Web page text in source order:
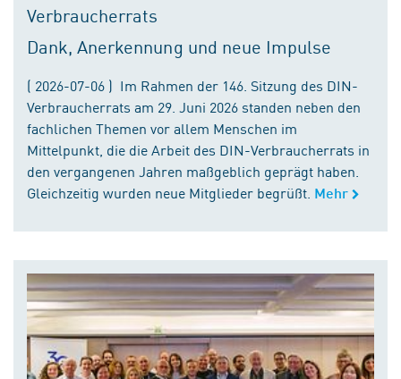
Verbraucherrats
Dank, Anerkennung und neue Impulse
( 2026-07-06 ) Im Rahmen der 146. Sitzung des DIN-
Verbraucherrats am 29. Juni 2026 standen neben den
fachlichen Themen vor allem Menschen im
Mittelpunkt, die die Arbeit des DIN-Verbraucherrats in
den vergangenen Jahren maßgeblich geprägt haben.
Gleichzeitig wurden neue Mitglieder begrüßt. Mehr